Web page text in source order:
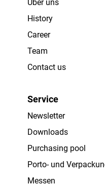
Über uns
History
Career
Team
Contact us
Service
Newsletter
Downloads
Purchasing pool
Porto- und
Messen